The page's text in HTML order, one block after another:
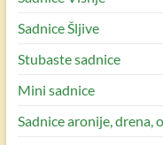
Sadnice Šljive
Stubaste sadnice
Mini sadnice
Sadnice aronije, drena,